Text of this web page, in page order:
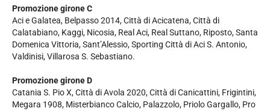
Promozione girone C
Aci e Galatea, Belpasso 2014, Città di Acicatena, Città di
Calatabiano, Kaggi, Nicosia, Real Aci, Real Suttano, Riposto, Santa
Domenica Vittoria, Sant’Alessio, Sporting Città di Aci S. Antonio,
Valdinisi, Villarosa S. Sebastiano.
Promozione girone D
Catania S. Pio X, Città di Avola 2020, Città di Canicattini, Frigintini,
Megara 1908, Misterbianco Calcio, Palazzolo, Priolo Gargallo, Pro